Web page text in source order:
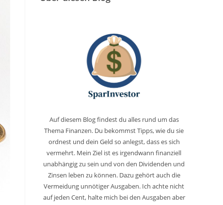
Auf diesem Blog findest du alles rund um das
Thema Finanzen. Du bekommst Tipps, wie du sie
ordnest und dein Geld so anlegst, dass es sich
vermehrt. Mein Ziel ist es irgendwann finanziell
unabhängig zu sein und von den Dividenden und
Zinsen leben zu können. Dazu gehört auch die
Vermeidung unnötiger Ausgaben. Ich achte nicht
auf jeden Cent, halte mich bei den Ausgaben aber